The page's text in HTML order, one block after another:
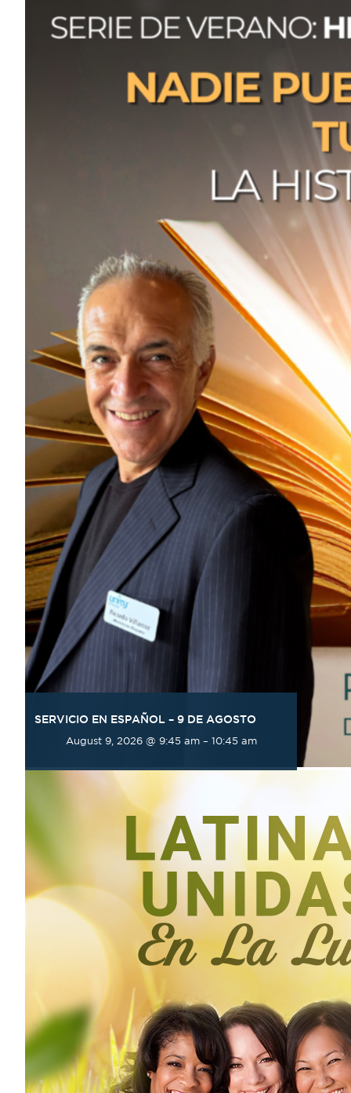
SERVICIO EN ESPAÑOL – 9 DE AGOSTO
August 9, 2026 @ 9:45 am– 10:45 am